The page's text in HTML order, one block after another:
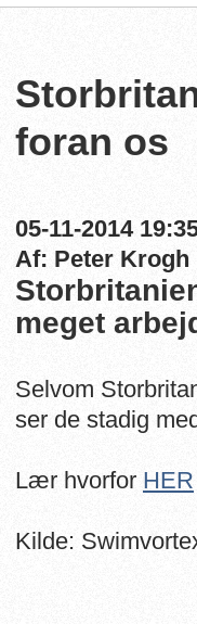
foran os
05-11-2014
Af: Peter Krogh
meget
Selvom
ser de stadig
Lær hvorfor HER
Kilde: